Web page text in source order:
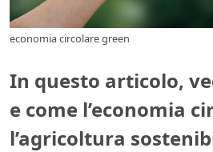
economia circolare green
In questo articolo,
e come l’economia
l’agricoltura